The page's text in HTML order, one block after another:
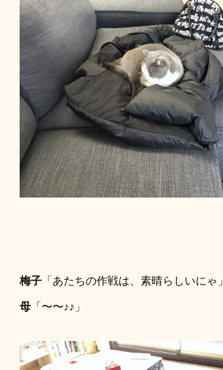
梅子「あたちの作戦は、素晴らしいにゃ」
母「〜〜♪♪」